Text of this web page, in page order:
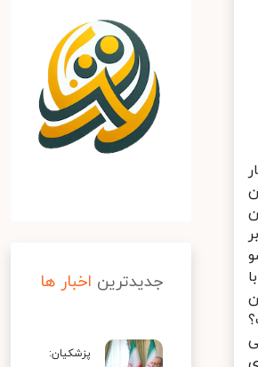
جدیدترین اخبار ها
پزشکیان: